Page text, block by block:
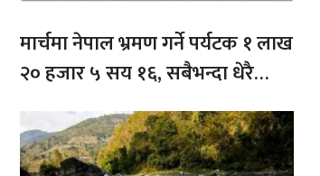
मार्चमा नेपाल भ्रमण गर्ने पर्यटक १ लाख
२० हजार ५ सय १६, सबैभन्दा धेरै
भारतबाट